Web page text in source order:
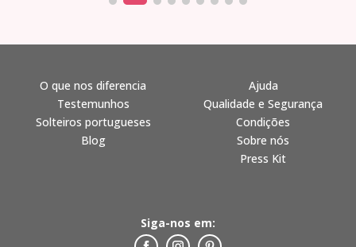
O que nos diferencia
Testemunhos
Solteiros portugueses
Blog
Ajuda
Qualidade e Segurança
Condições
Sobre nós
Press Kit
Siga-nos em: